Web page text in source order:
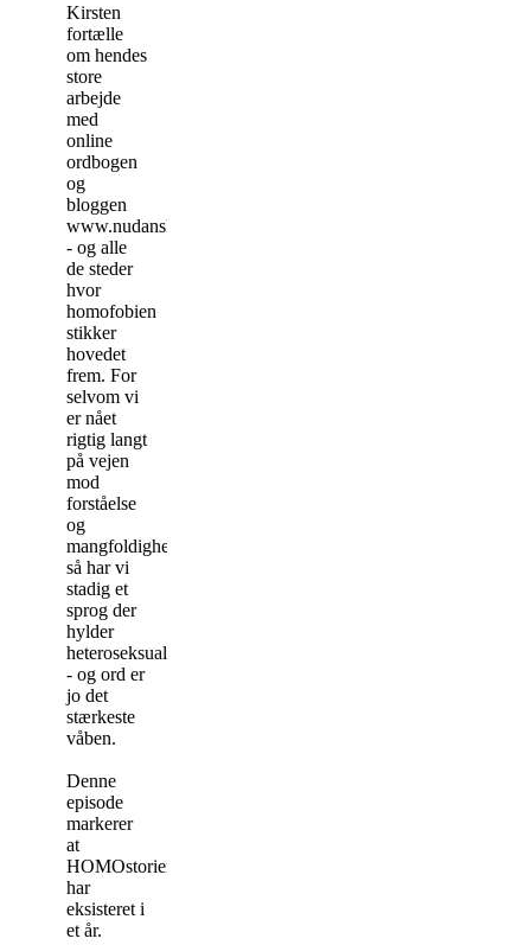
Kirsten
fortælle
om hendes
store
arbejde
med
online
ordbogen
og
bloggen
www.nudanskhomofobi.dk
- og alle
de steder
hvor
homofobien
stikker
hovedet
frem. For
selvom vi
er nået
rigtig langt
på vejen
mod
forståelse
og
mangfoldighed,
så har vi
stadig et
sprog der
hylder
heteroseksualiteten
- og ord er
jo det
stærkeste
våben.
Denne
episode
markerer
at
HOMOstorier
har
eksisteret i
et år.